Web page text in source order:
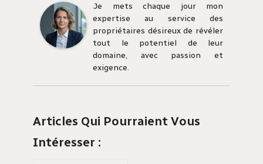
Je mets chaque jour mon
expertise au service des
propriétaires désireux de révéler
tout le potentiel de leur
domaine, avec passion et
exigence.
Articles Qui Pourraient Vous
Intéresser :